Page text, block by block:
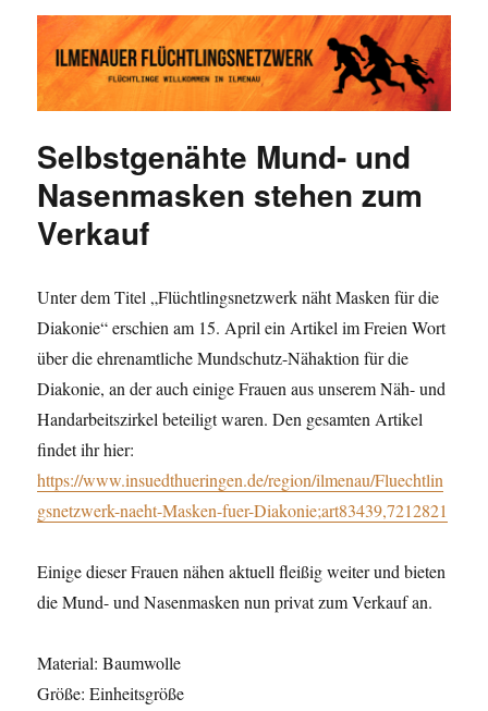
Ilmenauer Flüchtlingsnetzwerk
Selbstgenähte Mund- und
Nasenmasken stehen zum
Verkauf
Unter dem Titel „Flüchtlingsnetzwerk näht Masken für die
Diakonie“ erschien am 15. April ein Artikel im Freien Wort
über die ehrenamtliche Mundschutz-Nähaktion für die
Diakonie, an der auch einige Frauen aus unserem Näh- und
Handarbeitszirkel beteiligt waren. Den gesamten Artikel
findet ihr hier:
https://www.insuedthueringen.de/region/ilmenau/Fluechtlin
gsnetzwerk-naeht-Masken-fuer-Diakonie;art83439,7212821
Einige dieser Frauen nähen aktuell fleißig weiter und bieten
die Mund- und Nasenmasken nun privat zum Verkauf an.
Material: Baumwolle
Größe: Einheitsgröße